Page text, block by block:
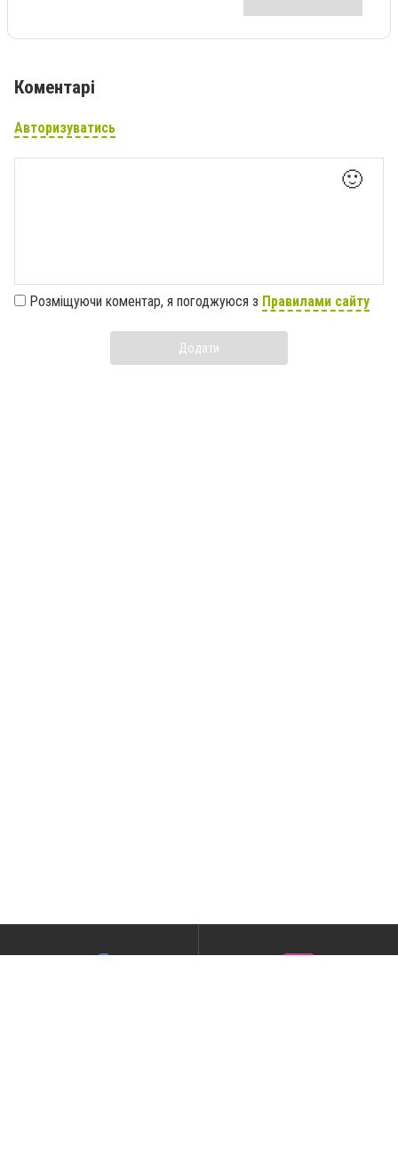
Коментарі
Авторизуватись
🙂
Розміщуючи коментар, я погоджуюся з Правилами сайту
Додати